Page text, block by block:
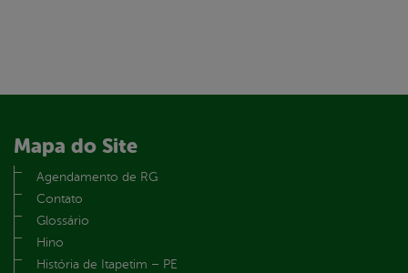
Mapa do Site
Agendamento de RG
Contato
Glossário
Hino
História de Itapetim – PE